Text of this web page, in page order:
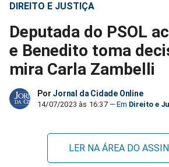
Compartilhar
no
Facebook
Compartilhar
no
Whatsapp
Compartilhar
no
Twitter
no
DIREITO E JUSTIÇA
Deputada do PSOL
e Benedito toma
mira Carla Zambelli
Por Jornal da Cidade Online
14/07/2023 às 16:37 Direito e
LER NA ÁREA DO